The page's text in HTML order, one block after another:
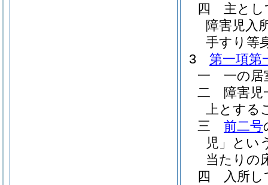
四
主とし
障害児入
手すり等
3
第一項第
一
一の居
二
障害
上とする
三
前二号
児」とい
当たりの
四
入所